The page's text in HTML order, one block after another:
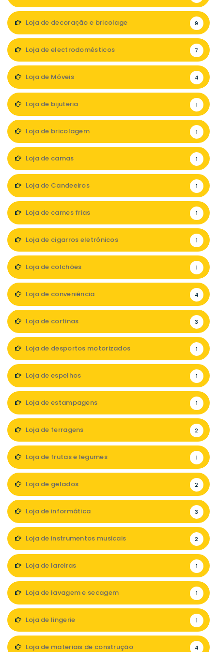
Loja de decoração e bricolage 9
Loja de electrodomésticos 7
Loja de Móveis 4
Loja de bijuteria 1
Loja de bricolagem 1
Loja de camas 1
Loja de Candeeiros 1
Loja de carnes frias 1
Loja de cigarros eletrónicos 1
Loja de colchões 1
Loja de conveniência 4
Loja de cortinas 3
Loja de desportos motorizados 1
Loja de espelhos 1
Loja de estampagens 1
Loja de ferragens 2
Loja de frutas e legumes 1
Loja de gelados 2
Loja de informática 3
Loja de instrumentos musicais 2
Loja de lareiras 1
Loja de lavagem e secagem 1
Loja de lingerie 1
Loja de materiais de construção 4